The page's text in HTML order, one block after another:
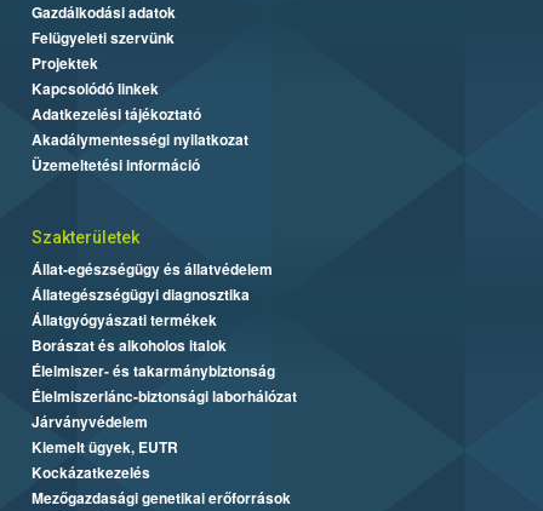
Gazdálkodási adatok
Felügyeleti szervünk
Projektek
Kapcsolódó linkek
Adatkezelési tájékoztató
Akadálymentességi nyilatkozat
Üzemeltetési információ
Szakterületek
Állat-egészségügy és állatvédelem
Állategészségügyi diagnosztika
Állatgyógyászati termékek
Borászat és alkoholos italok
Élelmiszer- és takarmánybiztonság
Élelmiszerlánc-biztonsági laborhálózat
Járványvédelem
Kiemelt ügyek, EUTR
Kockázatkezelés
Mezőgazdasági genetikai erőforrások